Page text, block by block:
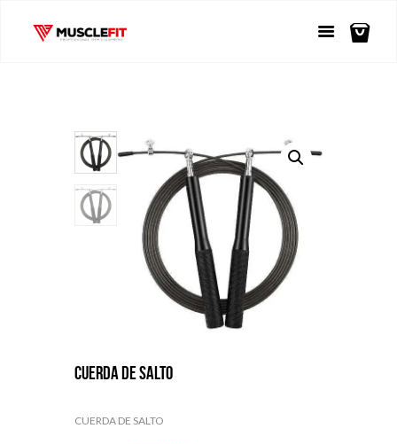
CUERDA DE SALTO
CUERDA DE SALTO